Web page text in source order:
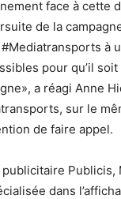
face à cette
de la
#Mediatransports à
pour qu’il
a réagi Anne
sur le
de faire appel.
Publicis,
dans